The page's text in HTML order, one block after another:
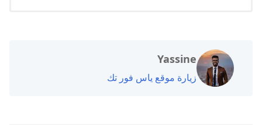
Yassine
زيارة موقع ياس فور تك